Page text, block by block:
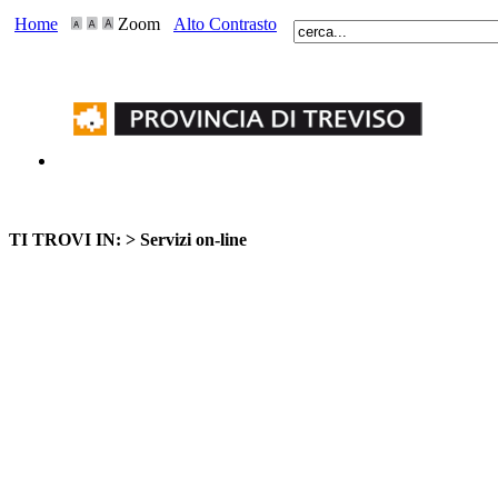
Home Zoom Alto Contrasto
TI TROVI IN: > Servizi on-line